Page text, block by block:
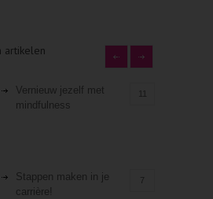
artikelen
Vernieuw jezelf met
mindfulness
Stappen maken in je
carrière!
7